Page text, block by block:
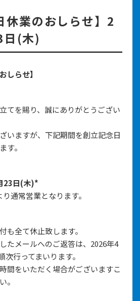
休業のおしらせ】2
(木)
しらせ】
てを賜り、誠にありがとうござい
いますが、下記期間を創立記念日
す。
23日(木)*
通常営業となります。
も全て休止致します。
たメールへのご返答は、2026年4
行ってまいります。
間をいただく場合がございますこ
。